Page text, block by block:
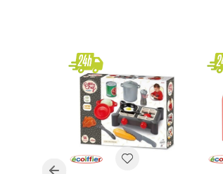
Brend
Pol
Uzrast
Kategorija